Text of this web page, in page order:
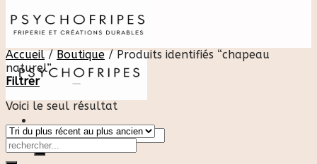
Recherche
pour :
Accueil / Boutique /Produits identifiés “chapeau
naturel”
Filtrer
Voici le seul résultat